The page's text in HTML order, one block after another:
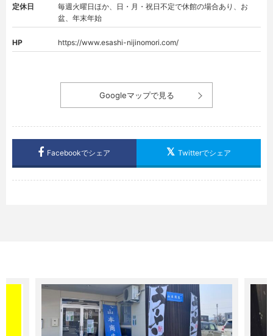
定休日
毎週火曜日ほか、日・月・祝日不定で休館の場合あり、お
盆、年末年始
HP https://www.esashi-nijinomori.com/
Googleマップで見る
Facebookでシェア Twitterでシェア